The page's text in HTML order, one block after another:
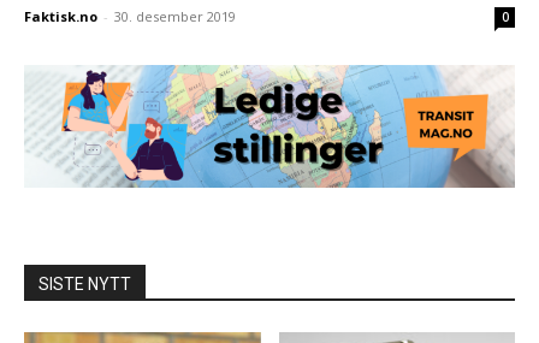
Faktisk.no - 30. desember 2019 0
SISTE NYTT